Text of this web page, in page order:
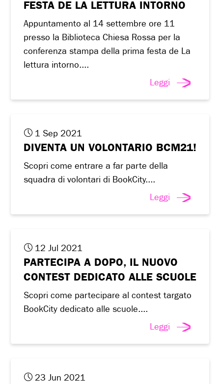
FESTA DE LA LETTURA INTORNO
Appuntamento al 14 settembre ore 11
presso la Biblioteca Chiesa Rossa per la
conferenza stampa della prima festa de La
lettura intorno....
Leggi
1 Sep 2021
DIVENTA UN VOLONTARIO BCM21!
Scopri come entrare a far parte della
squadra di volontari di BookCity....
Leggi
12 Jul 2021
PARTECIPA A DOPO, IL NUOVO
CONTEST DEDICATO ALLE SCUOLE
Scopri come partecipare al contest targato
BookCity dedicato alle scuole....
Leggi
23 Jun 2021